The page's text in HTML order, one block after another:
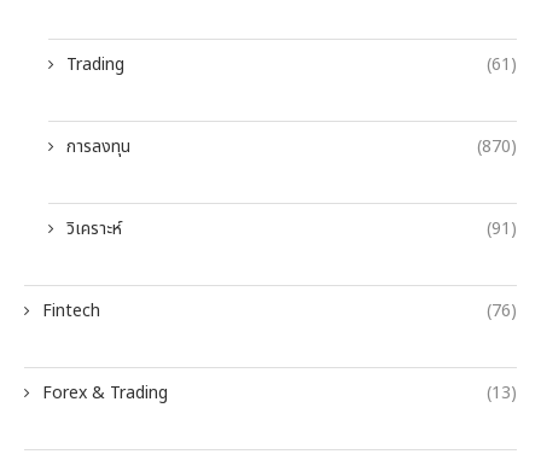
Trading (61)
การลงทุน (870)
วิเคราะห์ (91)
Fintech (76)
Forex & Trading (13)